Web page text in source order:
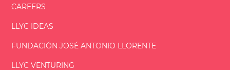
CAREERS
LLYC IDEAS
FUNDACIÓNJOSÉ ANTONIO LLORENTE
LLYC VENTURING